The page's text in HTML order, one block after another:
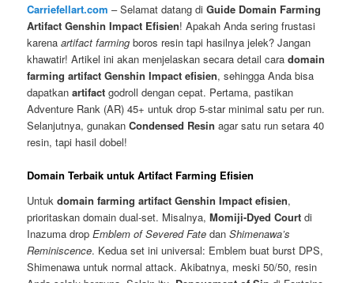
Carriefellart.com – Selamat datang diGuide Domain Farming
Artifact Genshin Impact Efisien! Apakah Anda sering frustasi
karenaartifact farming boros resin tapi hasilnya jelek? Jangan
khawatir! Artikel ini akan menjelaskan secara detail caradomain
farming artifact Genshin Impact efisien, sehingga Anda bisa
dapatkanartifact godroll dengan cepat. Pertama, pastikan
Adventure Rank (AR) 45+ untuk drop 5-star minimal satu per run.
Selanjutnya, gunakanCondensed Resin agar satu run setara 40
resin, tapi hasil dobel!
Domain Terbaik untuk Artifact Farming Efisien
Untukdomain farming artifact Genshin Impact efisien,
prioritaskan domain dual-set. Misalnya,Momiji-Dyed Court di
Inazuma dropEmblem of Severed Fate danShimenawa’s
Reminiscence. Kedua set ini universal: Emblem buat burst DPS,
Shimenawa untuk normal attack. Akibatnya, meski 50/50, resin